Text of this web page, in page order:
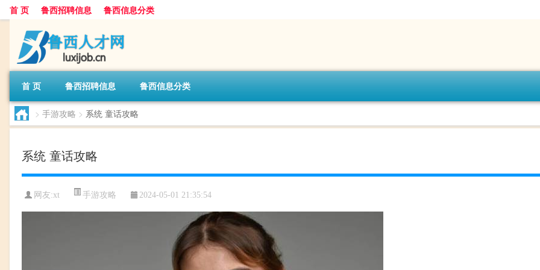
首 页 鲁西招聘信息 鲁西信息分类
首 页 鲁西招聘信息 鲁西信息分类
> 手游攻略 > 系统 童话攻略
系统 童话攻略
网友:xt 手游攻略 2024-05-01 21:35:54